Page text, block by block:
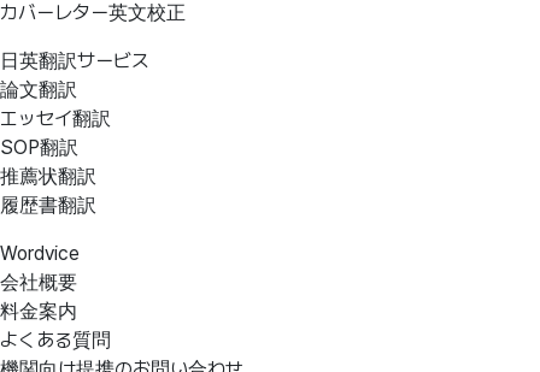
カバーレター英文校正
日英翻訳サービス
論文翻訳
エッセイ翻訳
SOP翻訳
推薦状翻訳
履歴書翻訳
Wordvice
会社概要
料金案内
よくある質問